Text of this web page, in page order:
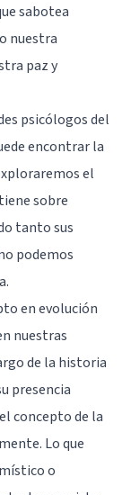
sabotea
nuestra
paz y
psicólogos del
encontrar la
el
sobre
tanto sus
podemos
en evolución
nuestras
de la historia
presencia
concepto de la
Lo que
o